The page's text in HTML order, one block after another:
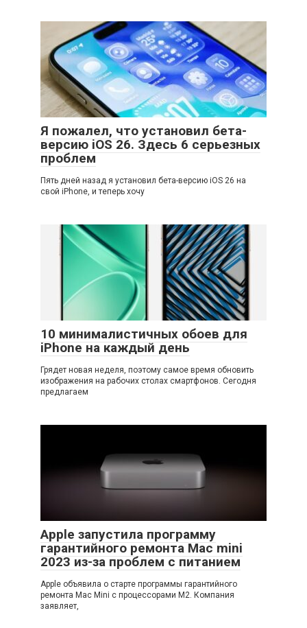
Я пожалел, что установил бета-
версию iOS 26. Здесь 6 серьезных
проблем
Пять дней назад я установил бета-версию iOS 26 на
свой iPhone, и теперь хочу
10 минималистичных обоев для
iPhone на каждый день
Грядет новая неделя, поэтому самое время обновить
изображения на рабочих столах смартфонов. Сегодня
предлагаем
Apple запустила программу
гарантийного ремонта Mac mini
2023 из-за проблем с питанием
Apple объявила о старте программы гарантийного
ремонта Mac Mini с процессорами M2. Компания
заявляет,